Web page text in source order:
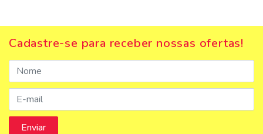
Cadastre-se para receber nossas ofertas!